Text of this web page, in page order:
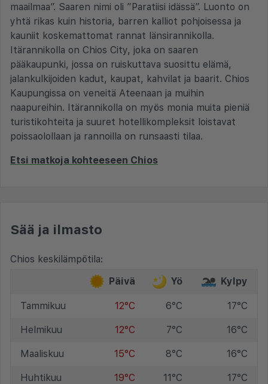
maailmaa”. Saaren nimi oli ”Paratiisi idässä”. Luonto on
yhtä rikas kuin historia, barren kalliot pohjoisessa ja
kauniit koskemattomat rannat länsirannikolla.
Itärannikolla on Chios City, joka on saaren
pääkaupunki, jossa on ruiskuttava suosittu elämä,
jalankulkijoiden kadut, kaupat, kahvilat ja baarit. Chios
Kaupungissa on veneitä Ateenaan ja muihin
naapureihin. Itärannikolla on myös monia muita pieniä
turistikohteita ja suuret hotellikompleksit loistavat
poissaolollaan ja rannoilla on runsaasti tilaa.
Etsi matkoja kohteeseen Chios
Sää ja ilmasto
Chios keskilämpötila:
Päivä
Yö Kylpy
Tammikuu 12°C 6°C 17°C
Helmikuu 12°C 7°C 16°C
Maaliskuu 15°C 8°C 16°C
Huhtikuu 19°C 11°C 17°C